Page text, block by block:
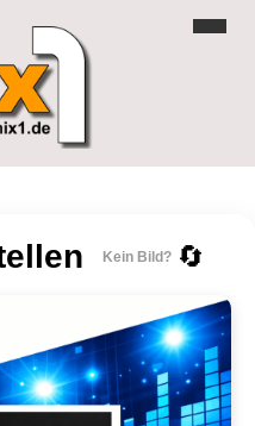
Kein Bild? 🔄